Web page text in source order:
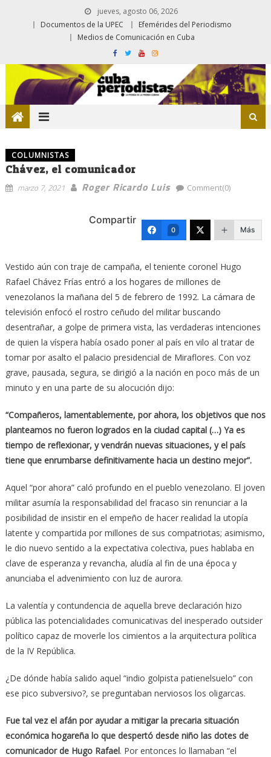
jueves, agosto 06, 2026
Documentos de la UPEC
Efemérides del Periodismo
Medios de Comunicación en Cuba
COLUMNISTAS
Chávez, el comunicador
marzo 7, 2021 Roger Ricardo Luis Comment(0)
Compartir
0 Más
Vestido aún con traje de campaña, el teniente coronel Hugo
Rafael Chávez Frías entró a los hogares de millones de
venezolanos la mañana del 5 de febrero de 1992. La cámara de
televisión enfocó el rostro ceñudo del militar buscando
desentrañar, a golpe de primera vista, las verdaderas intenciones
de quien la víspera había osado poner al país en vilo al tratar de
tomar por asalto el palacio presidencial de Miraflores. Con voz
grave, pausada, segura, se dirigió a la nación en poco más de un
minuto y en una parte de su alocución dijo:
“Compañeros, lamentablemente, por ahora, los objetivos que nos
planteamos no fueron logrados en la ciudad capital (…) Ya es
tiempo de reflexionar, y vendrán nuevas situaciones, y el país
tiene que enrumbarse definitivamente hacia un destino mejor”.
Aquel “por ahora” caló profundo en el pueblo venezolano. El joven
militar asumía la responsabilidad del fracaso sin renunciar a la
posibilidad de insistir en el empeño de hacer realidad la utopía
latente y compartida por millones de sus compatriotas; asimismo,
le dio nuevo sentido a la expectativa colectiva, pues hablaba en
clave de esperanza y revancha, aludía al fin de una época y
anunciaba el advenimiento con luz de aurora.
La valentía y contundencia de aquella breve declaración hizo
pública las potencialidades comunicativas del inesperado outsider
político capaz de moverle los cimientos a la arquitectura política
de la IV República.
¿De dónde había salido aquel “indio golpista patienelsuelo” con
ese pico subversivo?, se preguntaban nerviosos los oligarcas.
Fue tal vez el afán por ayudar a mitigar la precaria situación
económica hogareña lo que despertó desde niño las dotes de
comunicador de Hugo Rafael. Por entonces lo llamaban “el